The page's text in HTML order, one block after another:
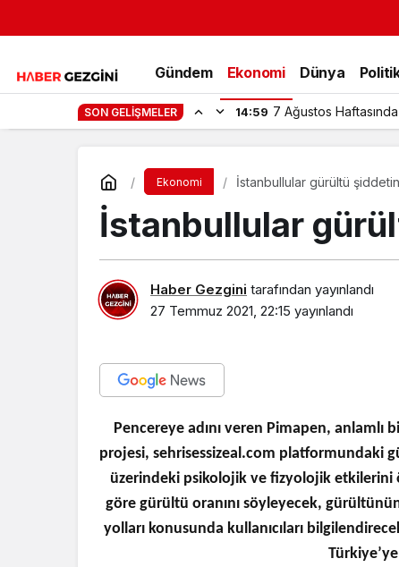
Gündem Ekonomi Dünya
SON GELIŞMELER 14:59 7 Ağustos
Ekonomi İstanbullular gürültü
İstanbullular
Haber Gezgini tarafından yayınlandı
27 Temmuz 2021, 22:15 yayınlandı
Pencereye adını veren Pimapen, anlamlı
projesi, sehrisessizeal.com platformundaki
üzerindeki psikolojik ve fizyolojik etkilerini
göre gürültü oranını söyleyecek,
yolları konusunda kullanıcıları